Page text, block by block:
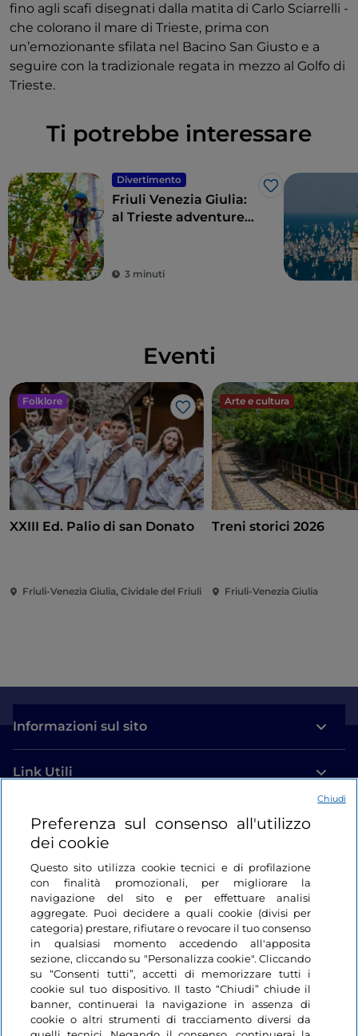
fino agli scafi disegnati dalla matita di Carlo Sciarrelli -
che colorano il mare di Trieste, prima con
un’emozionante sfilata nel Bacino San Giusto e a
seguire con la tradizionale regata in mezzo al Golfo di
Trieste.
Ti potrebbe interessare
Divertimento
Like
Friuli Venezia Giulia:
al Trieste adventure
3 minuti
Eventi
Folklore
Like
XXIII Ed. Palio di san Donato
Friuli-Venezia Giulia, Cividale del Friuli
Arte e cultura
Treni storici 2026
Friuli-Venezia Giulia
Informazioni sul sito
Link Utili
Login
Restiamo in contatto
Preferenza sul consenso all'utilizzo
dei cookie
Questo sito utilizza cookie tecnici e di profilazione
con finalità promozionali, per migliorare la
navigazione del sito e per effettuare analisi
aggregate. Puoi decidere a quali cookie (divisi per
categoria) prestare, rifiutare o revocare il tuo consenso
in qualsiasi momento accedendo all'apposita
sezione, cliccando su "Personalizza cookie". Cliccando
su “Consenti tutti”, accetti di memorizzare tutti i
cookie sul tuo dispositivo. Il tasto “Chiudi” chiude il
banner, continuerai la navigazione in assenza di
cookie o altri strumenti di tracciamento diversi da
Chiudi